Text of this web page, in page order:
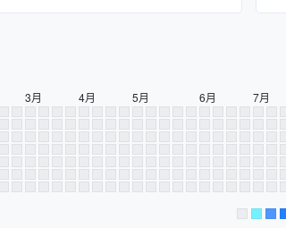
3月 4月 5月 6月
7月